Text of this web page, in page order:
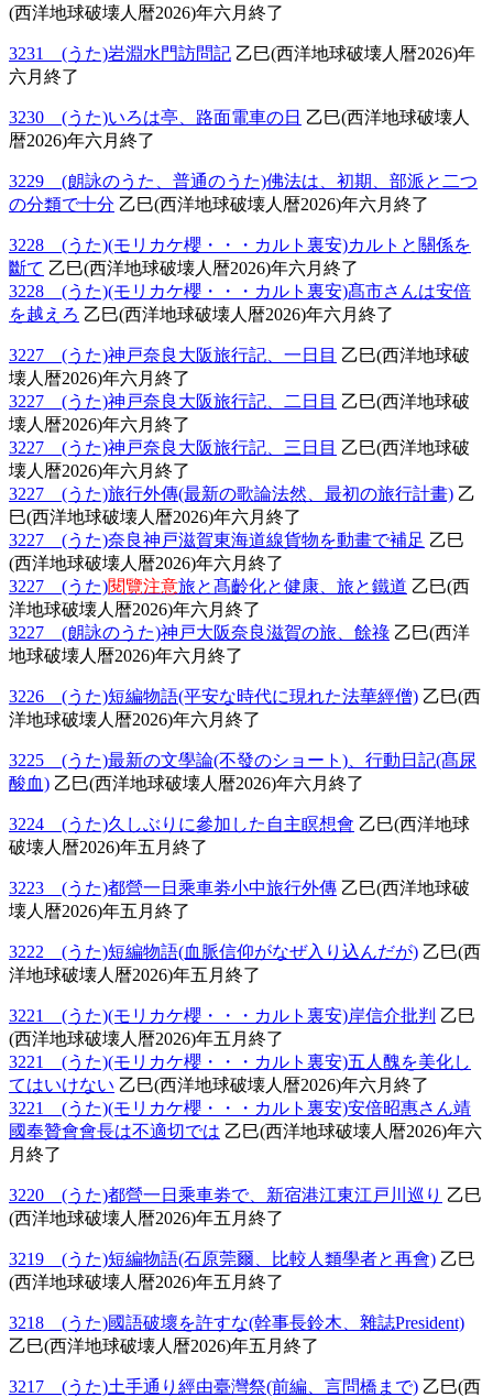
(西洋地球破壊人暦2026)年六月終了
3231 (うた)岩淵水門訪問記 乙巳(西洋地球破壊人暦2026)年
六月終了
3230 (うた)いろは亭、路面電車の日 乙巳(西洋地球破壊人
暦2026)年六月終了
3229 (朗詠のうた、普通のうた)佛法は、初期、部派と二つ
の分類で十分 乙巳(西洋地球破壊人暦2026)年六月終了
3228 (うた)(モリカケ櫻・・・カルト裏安)カルトと關係を
斷て 乙巳(西洋地球破壊人暦2026)年六月終了
3228 (うた)(モリカケ櫻・・・カルト裏安)髙市さんは安倍
を越えろ 乙巳(西洋地球破壊人暦2026)年六月終了
3227 (うた)神戸奈良大阪旅行記、一日目 乙巳(西洋地球破
壊人暦2026)年六月終了
3227 (うた)神戸奈良大阪旅行記、二日目 乙巳(西洋地球破
壊人暦2026)年六月終了
3227 (うた)神戸奈良大阪旅行記、三日目 乙巳(西洋地球破
壊人暦2026)年六月終了
3227 (うた)旅行外傳(最新の歌論法然、最初の旅行計畫) 乙
巳(西洋地球破壊人暦2026)年六月終了
3227 (うた)奈良神戸滋賀東海道線貨物を動畫で補足 乙巳
(西洋地球破壊人暦2026)年六月終了
3227 (うた)閱覽注意旅と髙齡化と健康、旅と鐵道 乙巳(西
洋地球破壊人暦2026)年六月終了
3227 (朗詠のうた)神戸大阪奈良滋賀の旅、餘祿 乙巳(西洋
地球破壊人暦2026)年六月終了
3226 (うた)短編物語(平安な時代に現れた法華經僧) 乙巳(西
洋地球破壊人暦2026)年六月終了
3225 (うた)最新の文學論(不發のショート)、行動日記(髙尿
酸血) 乙巳(西洋地球破壊人暦2026)年六月終了
3224 (うた)久しぶりに參加した自主瞑想會 乙巳(西洋地球
破壊人暦2026)年五月終了
3223 (うた)都營一日乘車劵小中旅行外傳 乙巳(西洋地球破
壊人暦2026)年五月終了
3222 (うた)短編物語(血脈信仰がなぜ入り込んだが) 乙巳(西
洋地球破壊人暦2026)年五月終了
3221 (うた)(モリカケ櫻・・・カルト裏安)岸信介批判 乙巳
(西洋地球破壊人暦2026)年五月終了
3221 (うた)(モリカケ櫻・・・カルト裏安)五人醜を美化し
てはいけない 乙巳(西洋地球破壊人暦2026)年六月終了
3221 (うた)(モリカケ櫻・・・カルト裏安)安倍昭惠さん靖
國奉贊會會長は不適切では 乙巳(西洋地球破壊人暦2026)年六
月終了
3220 (うた)都營一日乘車劵で、新宿港江東江戸川巡り 乙巳
(西洋地球破壊人暦2026)年五月終了
3219 (うた)短編物語(石原莞爾、比較人類學者と再會) 乙巳
(西洋地球破壊人暦2026)年五月終了
3218 (うた)國語破壞を許すな(幹事長鈴木、雜誌President)
乙巳(西洋地球破壊人暦2026)年五月終了
3217 (うた)土手通り經由臺灣祭(前編、言問橋まで) 乙巳(西